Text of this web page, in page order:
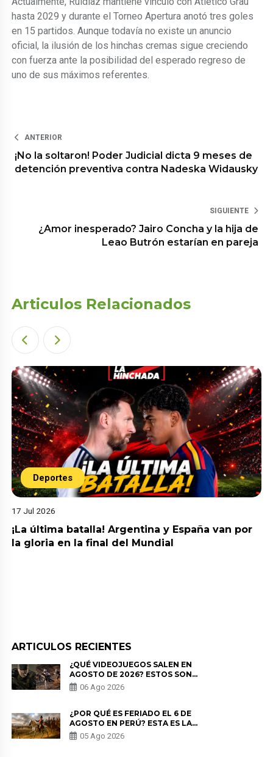
hasta 2029 y durante el Torneo Apertura anotó tres goles
en 15 partidos. Aunque todavía no existe un anuncio
oficial, la ilusión de los hinchas cremas sigue creciendo
con fuerza ante la posibilidad del esperado regreso de
uno de sus máximos referentes.
ANTERIOR
¡No la soltaron! Poder Judicial dicta 9 meses de
detención preventiva contra Nadeska Widausky
SIGUIENTE
¿Amor inesperado? Jairo Concha y la hija de
Leao Butrón estarían en pareja
Articulos Relacionados
Deportes
17 Jul 2026
¡La última batalla! Argentina y España van por
la gloria en la final del Mundial
ARTICULOS RECIENTES
¿QUÉ VIDEOJUEGOS SALEN EN
AGOSTO DE 2026? ESTOS SON
LOS ESTRENOS MÁS ESPERADOS
06 Ago 2026
¿POR QUÉ ES FERIADO EL 6 DE
AGOSTO EN PERÚ? ESTA ES LA
HISTORIA
05 Ago 2026